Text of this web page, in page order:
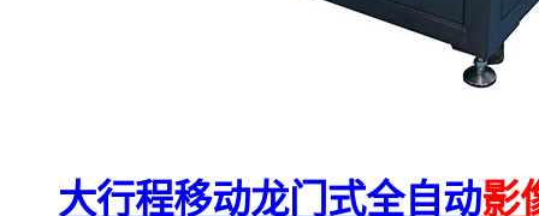
大行程移动龙门式全自动影